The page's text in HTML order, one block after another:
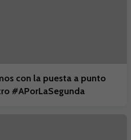
con la puesta a punto
#APorLaSegunda